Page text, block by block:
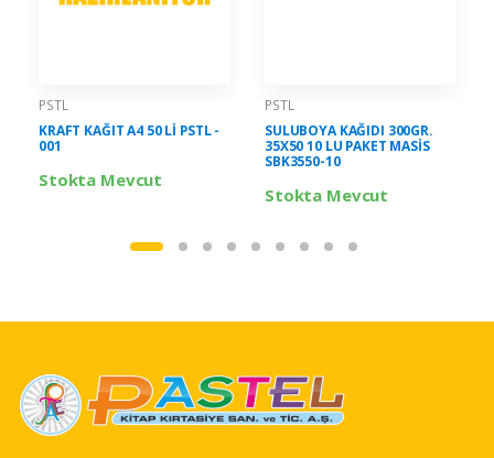
PSTL
KRAFT KAĞIT A4 50 Lİ PSTL -
001
Stokta Mevcut
PSTL
SULUBOYA KAĞIDI 300GR.
35X50 10 LU PAKET MASİS
SBK3550-10
Stokta Mevcut